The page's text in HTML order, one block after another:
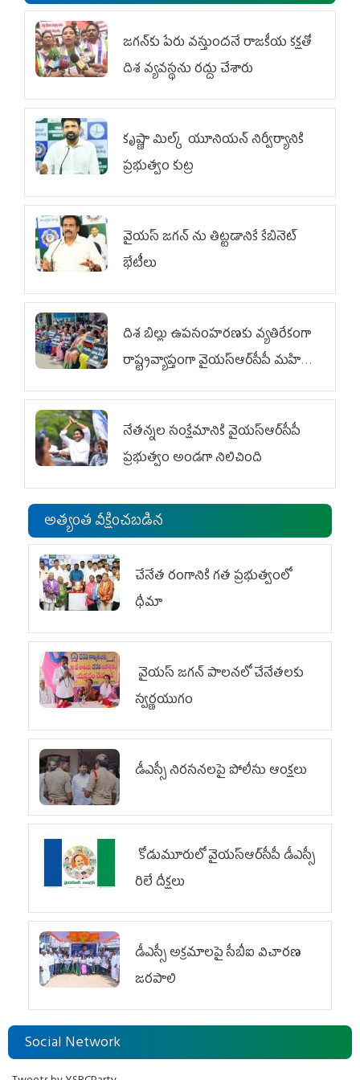
జగన్‌కు పేరు వస్తుందనే రాజకీయ కక్షతో
దిశ వ్య‌వ‌స్థ‌ను రద్దు చేశారు
కృష్ణా మిల్క్‌ యూనియన్‌ నిర్వీర్యానికి
ప్రభుత్వం కుట్ర
వైయ‌స్ జగన్‌ ను తిట్టడానికే కేబినెట్‌
భేటీలు
దిశ బిల్లు ఉపసంహరణకు వ్యతిరేకంగా
రాష్ట్రవ్యాప్తంగా వైయ‌స్ఆర్‌సీపీ మహిళా
విభాగం ఆందోళనలు
నేతన్నల సంక్షేమానికి వైయ‌స్ఆర్‌సీపీ
ప్రభుత్వం అండగా నిలిచింది
అత్యంత వీక్షించబడిన
చేనేత రంగానికి గత ప్రభుత్వంలో
ధీమా
వైయ‌స్ జగన్ పాలనలో చేనేతలకు
స్వర్ణయుగం
డీఎస్సీ నిరసనలపై పోలీసు ఆంక్షలు
కోడుమూరులో వైయ‌స్ఆర్‌సీపీ డీఎస్సీ
రిలే దీక్షలు
డీఎస్సీ అక్రమాలపై సీబీఐ విచారణ
జరపాలి
Social Network